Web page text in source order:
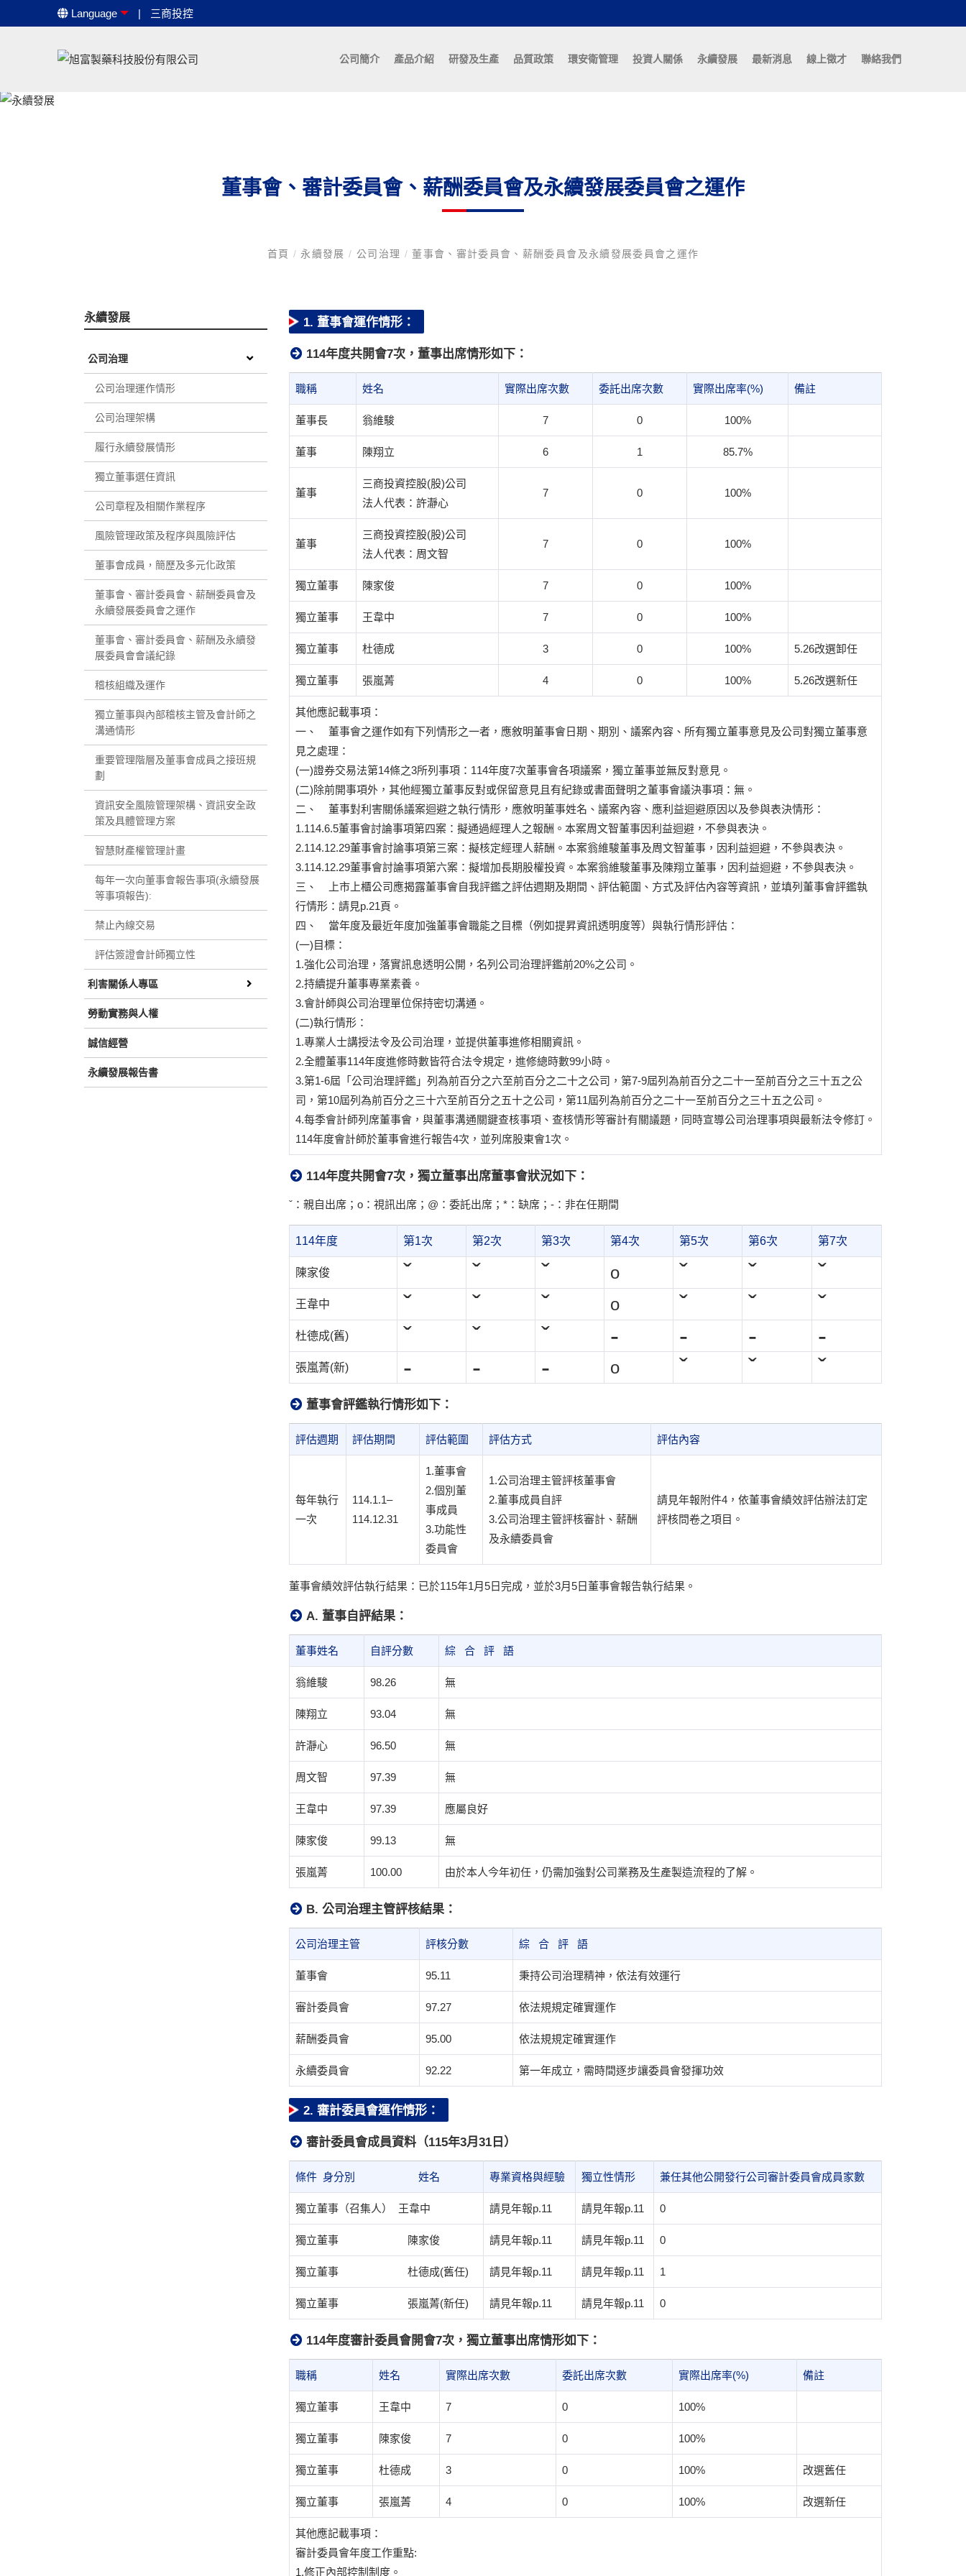
Language 三商投控
公司簡介 產品介紹 研發及生產 品質政策 環安衛管理 投資人關係 永續發展 最新消息 線上徵才 聯絡我們
董事會、審計委員會、薪酬委員會及永續發展委員會之運作
首頁 / 永續發展/ 公司治理 / 董事會、審計委員會、薪酬委員會及永續發展委員會之運作
永續發展
公司治理
公司治理運作情形
公司治理架構
履行永續發展情形
獨立董事選任資訊
公司章程及相關作業程序
風險管理政策及程序與風險評估
董事會成員，簡歷及多元化政策
董事會、審計委員會、薪酬委員會及
永續發展委員會之運作
董事會、審計委員會、薪酬及永續發
展委員會會議紀錄
稽核組織及運作
獨立董事與內部稽核主管及會計師之
溝通情形
重要管理階層及董事會成員之接班規
劃
資訊安全風險管理架構、資訊安全政
策及具體管理方案
智慧財產權管理計畫
每年一次向董事會報告事項(永續發展
等事項報告):
禁止內線交易
評估簽證會計師獨立性
利害關係人專區
勞動實務與人權
誠信經營
永續發展報告書
1. 董事會運作情形：
114年度共開會7次，董事出席情形如下：
職稱 姓名 實際出席次數 委託出席次數 實際出席率(%) 備註
董事長 翁維駿 7 0 100%
董事 陳翔立 6 1 85.7%
董事
三商投資控股(股)公司
法人代表：許瀞心
7 0 100%
董事
三商投資控股(股)公司
法人代表：周文智
7 0 100%
獨立董事 陳家俊 7 0 100%
獨立董事 王韋中 7 0 100%
獨立董事 杜德成 3 0 100% 5.26改選卸任
獨立董事 張嵐菁 4 0 100% 5.26改選新任
其他應記載事項：
一、 董事會之運作如有下列情形之一者，應敘明董事會日期、期別、議案內容、所有獨立董事意見及公司對獨立董事意
見之處理：
(一)證券交易法第14條之3所列事項：114年度7次董事會各項議案，獨立董事並無反對意見。
(二)除前開事項外，其他經獨立董事反對或保留意見且有紀錄或書面聲明之董事會議決事項：無。
二、 董事對利害關係議案迴避之執行情形，應敘明董事姓名、議案內容、應利益迴避原因以及參與表決情形：
1.114.6.5董事會討論事項第四案：擬通過經理人之報酬。本案周文智董事因利益迴避，不參與表決。
2.114.12.29董事會討論事項第三案：擬核定經理人薪酬。本案翁維駿董事及周文智董事，因利益迴避，不參與表決。
3.114.12.29董事會討論事項第六案：擬增加長期股權投資。本案翁維駿董事及陳翔立董事，因利益迴避，不參與表決。
三、 上市上櫃公司應揭露董事會自我評鑑之評估週期及期間、評估範圍、方式及評估內容等資訊，並填列董事會評鑑執
行情形：請見p.21頁。
四、 當年度及最近年度加強董事會職能之目標（例如提昇資訊透明度等）與執行情形評估：
(一)目標：
1.強化公司治理，落實訊息透明公開，名列公司治理評鑑前20%之公司。
2.持續提升董事專業素養。
3.會計師與公司治理單位保持密切溝通。
(二)執行情形：
1.專業人士講授法令及公司治理，並提供董事進修相關資訊。
2.全體董事114年度進修時數皆符合法令規定，進修總時數99小時。
3.第1-6屆「公司治理評鑑」列為前百分之六至前百分之二十之公司，第7-9屆列為前百分之二十一至前百分之三十五之公
司，第10屆列為前百分之三十六至前百分之五十之公司，第11屆列為前百分之二十一至前百分之三十五之公司。
4.每季會計師列席董事會，與董事溝通關鍵查核事項、查核情形等審計有關議題，同時宣導公司治理事項與最新法令修訂。
114年度會計師於董事會進行報告4次，並列席股東會1次。
114年度共開會7次，獨立董事出席董事會狀況如下：
ˇ：親自出席；o：視訊出席；@：委託出席；*：缺席；-：非在任期間
114年度 第1次 第2次 第3次 第4次 第5次 第6次 第7次
陳家俊 ˇ ˇ ˇ o ˇ ˇ ˇ
王韋中 ˇ ˇ ˇ o ˇ ˇ ˇ
杜德成(舊) ˇ ˇ ˇ - - - -
張嵐菁(新) - - - o ˇ ˇ ˇ
董事會評鑑執行情形如下：
評估週期 評估期間 評估範圍 評估方式 評估內容
每年執行
一次
114.1.1–
114.12.31
1.董事會
2.個別董
事成員
3.功能性
委員會
1.公司治理主管評核董事會
2.董事成員自評
3.公司治理主管評核審計、薪酬
及永續委員會
請見年報附件4，依董事會績效評估辦法訂定
評核問卷之項目。
董事會績效評估執行結果：已於115年1月5日完成，並於3月5日董事會報告執行結果。
A. 董事自評結果：
董事姓名 自評分數 綜 合 評 語
翁維駿 98.26 無
陳翔立 93.04 無
許瀞心 96.50 無
周文智 97.39 無
王韋中 97.39 應屬良好
陳家俊 99.13 無
張嵐菁 100.00 由於本人今年初任，仍需加強對公司業務及生產製造流程的了解。
B. 公司治理主管評核結果：
公司治理主管 評核分數 綜 合 評 語
董事會 95.11 秉持公司治理精神，依法有效運行
審計委員會 97.27 依法規規定確實運作
薪酬委員會 95.00 依法規規定確實運作
永續委員會 92.22 第一年成立，需時間逐步讓委員會發揮功效
2. 審計委員會運作情形：
審計委員會成員資料（115年3月31日）
條件 身分別 姓名 專業資格與經驗 獨立性情形 兼任其他公開發行公司審計委員會成員家數
獨立董事（召集人） 王韋中 請見年報p.11 請見年報p.11 0
獨立董事 陳家俊 請見年報p.11 請見年報p.11 0
獨立董事 杜德成(舊任) 請見年報p.11 請見年報p.11 1
獨立董事 張嵐菁(新任) 請見年報p.11 請見年報p.11 0
114年度審計委員會開會7次，獨立董事出席情形如下：
職稱 姓名 實際出席次數 委託出席次數 實際出席率(%) 備註
獨立董事 王韋中 7 0 100%
獨立董事 陳家俊 7 0 100%
獨立董事 杜德成 3 0 100% 改選舊任
獨立董事 張嵐菁 4 0 100% 改選新任
其他應記載事項：
審計委員會年度工作重點:
1.修正內部控制制度。